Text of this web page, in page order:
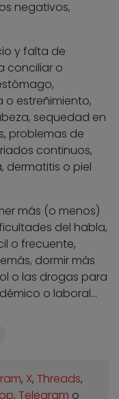
negativos,
y falta de
conciliar o
o estreñimiento,
sequedad en
problemas de
continuos,
dermatitis o piel
más (o menos)
del habla,
o frecuente,
dormir más
o las drogas para
o laboral…
, X, Threads,
, Telegram o